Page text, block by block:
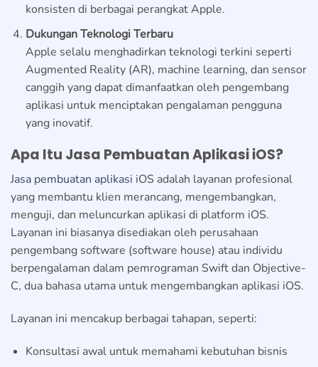
konsisten di berbagai perangkat Apple.
Dukungan Teknologi Terbaru
Apple selalu menghadirkan teknologi terkini seperti
Augmented Reality (AR), machine learning, dan sensor
canggih yang dapat dimanfaatkan oleh pengembang
aplikasi untuk menciptakan pengalaman pengguna
yang inovatif.
Apa Itu Jasa Pembuatan Aplikasi iOS?
Jasa pembuatan aplikasi iOS adalah layanan profesional
yang membantu klien merancang, mengembangkan,
menguji, dan meluncurkan aplikasi di platform iOS.
Layanan ini biasanya disediakan oleh perusahaan
pengembang software (software house) atau individu
berpengalaman dalam pemrograman Swift dan Objective-
C, dua bahasa utama untuk mengembangkan aplikasi iOS.
Layanan ini mencakup berbagai tahapan, seperti:
Konsultasi awal untuk memahami kebutuhan bisnis